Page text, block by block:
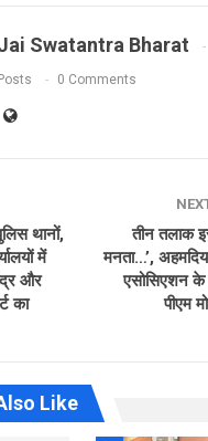
Swatantra Bharat
Posts 0 Comments
थानों,
में
और
का
तीन तलाक
मनता…’,
एसोसिएशन के
पीएम
Like